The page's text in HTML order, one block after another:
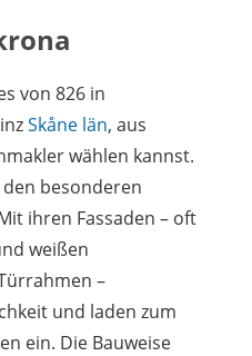
von 826 in
Skåne län, aus
wählen kannst.
besonderen
ihren Fassaden – oft
weißen
–
und laden zum
ein. Die Bauweise